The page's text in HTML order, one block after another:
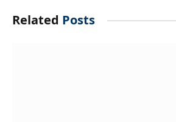
Related Posts